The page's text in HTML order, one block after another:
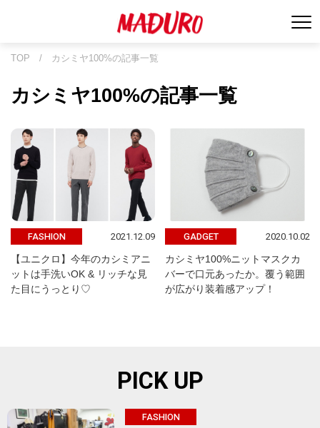
TOP / カシミヤ100%の記事一覧
カシミヤ100%の記事一覧
FASHION 2021.12.09
【ユニクロ】今年のカシミアニ
ットは手洗いOK & リッチな見
た目にうっとり♡
GADGET 2020.10.02
カシミヤ100%ニットマスクカ
バーで口元あったか。覆う範囲
が広がり装着感アップ！
PICK UP
FASHION